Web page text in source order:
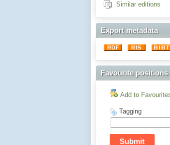
Similar editions
Export metadata
Favourite positions
Add to
Tagging